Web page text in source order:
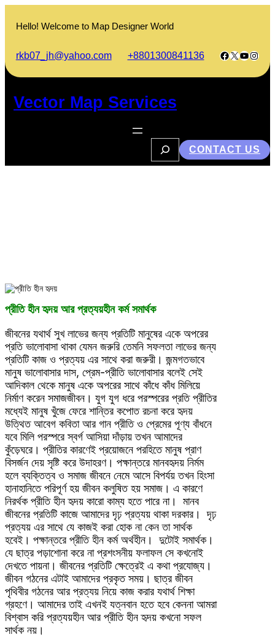
content
Hello! Welcome to Map Designer World
rkb07_jh@yahoo.com +8801300841136 Facebook
X
Vector Map Services
a
CONTACT US
প্রীতি হীন হৃদয় আর প্রত্যয়হীন কর্ম সমার্থক
জীবনের যথার্থ সুখ লাভের জন্য প্রতিটি মানুষের একে অপরের
প্রতি ভালোবাসা থাকা যেমন জরুরি তেমনি সফলতা লাভের জন্য
প্রতিটি কাজ ও প্রত্যয় এর সাথে করা জরুরী। জন্মগতভাবে
মানুষ ভালোবাসার দাস, প্রেম-প্রীতি ভালোবাসার বলেই সেই
আদিকাল থেকে মানুষ একে অপরের সাথে কাঁধে কাঁধ মিলিয়ে
নির্মাণ করেন সমাজজীবন। যুগ যুগ ধরে পরস্পরের প্রতি প্রীতির
মধ্যেই মানুষ খুঁজে ফেরে শান্তির কপোত রচনা করে হৃদয়
উত্থিত আবেগ কবিতা আর গান প্রীতি ও প্রেমের পূণ্য বাঁধনে
যবে মিলি পরস্পরে স্বর্গ আসিয়া দাঁড়ায় তখন আমাদের
কুঁড়েঘরে। প্রীতির কারণেই প্রয়োজনে পরহিতে মানুষ প্রাণ
বিসর্জন দেয় সৃষ্টি করে উদাহরণ। পক্ষান্তরে মানবহৃদয় নির্মম
হলে ব্যক্তিত্ব ও সমাজ জীবনে নেমে আসে বিপর্যয় তখন হিংসা
হানাহানিতে পরিপূর্ণ হয় জীবন কলুষিত হয় সমাজ। এ কারণে
নিরর্থক প্রীতি হীন হৃদয় কারো কাম্য হতে পারে না। মানব
জীবনের প্রতিটি কাজে আমাদের দৃঢ় প্রত্যয় থাকা দরকার। দৃঢ়
প্রত্যয় এর সাথে যে কাজই করা হোক না কেন তা সার্থক
হবেই। পক্ষান্তরে প্রীতি হীন কর্ম অর্থহীন। দুটোই সমার্থক।
যে ছাত্র পড়াশোনা করে না প্রশংসনীয় ফলাফল সে কখনোই
দেখতে পায়না। জীবনের প্রতিটি ক্ষেত্রেই এ কথা প্রযোজ্য।
জীবন গঠনের এটাই আমাদের প্রকৃত সময়। ছাত্র জীবন
পৃথিবীর গঠনের আর প্রত্যয় নিয়ে কাজ করার যথার্থ শিক্ষা
গ্রহণে। আমাদের তাই এখনই যত্নবান হতে হবে কেননা আমরা
বিশ্বাস করি প্রত্যয়হীন আর প্রীতি হীন হৃদয় কখনো সফল
সার্থক নয়।